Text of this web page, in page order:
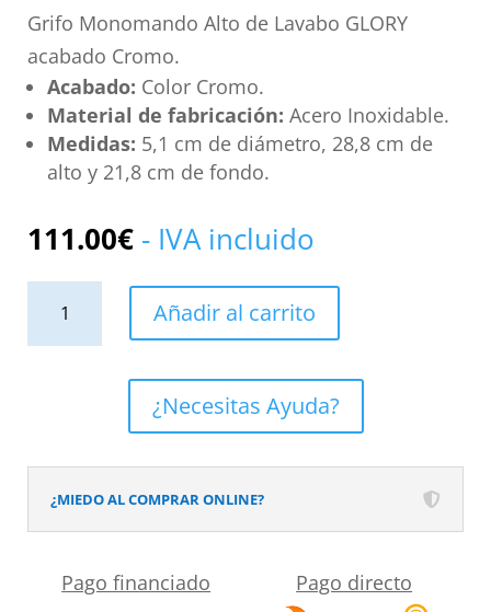
Grifo Monomando Alto de Lavabo GLORY
acabado Cromo.
Acabado: Color Cromo.
Material de fabricación: Acero Inoxidable.
Medidas: 5,1 cm de diámetro, 28,8 cm de
alto y 21,8 cm de fondo.
111.00€ - IVA incluido
GLORY
Cromo
cantidad
Añadir al carrito
¿Necesitas Ayuda?
¿MIEDO AL COMPRAR ONLINE?
Pago financiado Pago directo